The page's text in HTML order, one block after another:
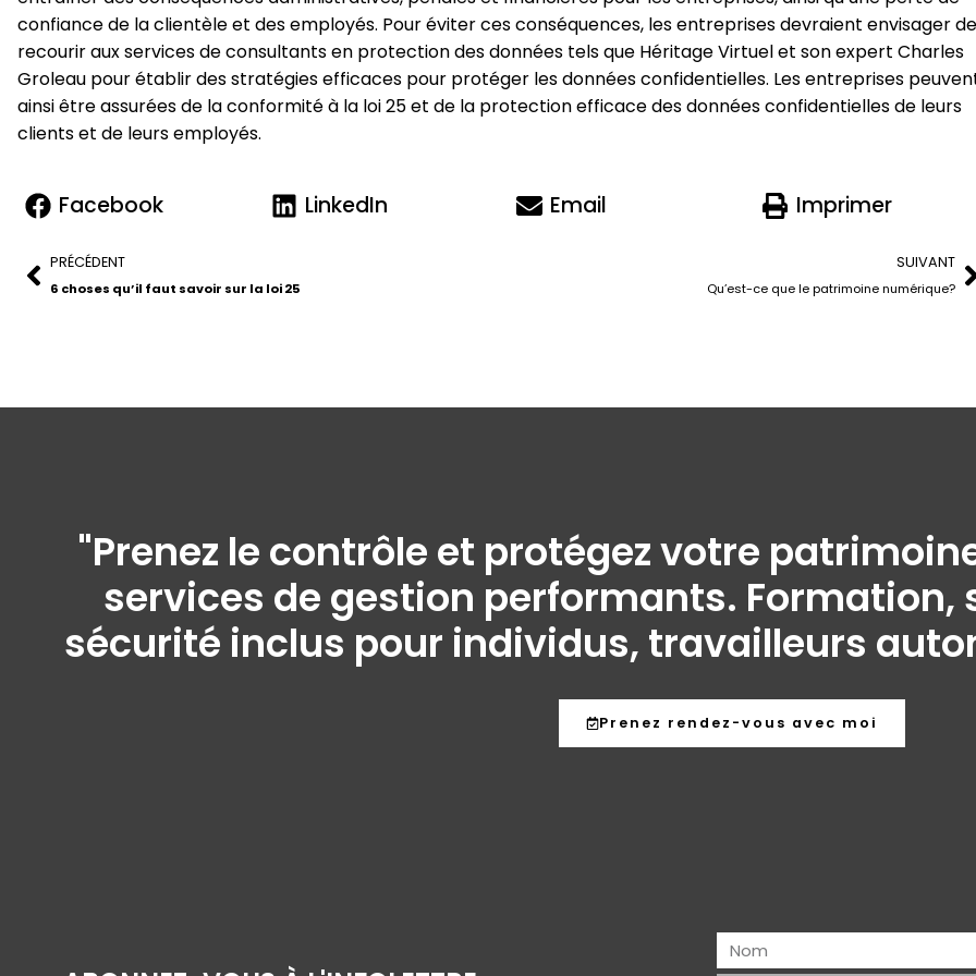
confiance de la clientèle et des employés. Pour éviter ces conséquences, les entreprises devraient envisager de
recourir aux services de consultants en protection des données tels que Héritage Virtuel et son expert Charles
Groleau pour établir des stratégies efficaces pour protéger les données confidentielles. Les entreprises
ainsi être assurées de la conformité à la loi 25 et de la protection efficace des données confidentielles de leurs
clients et de leurs employés.
Facebook LinkedIn Email Imprimer
PRÉCÉDENT
6 choses qu’il faut savoir sur la loi 25
SUIVANT
Qu’est-ce que le patrimoine numérique?
"Prenez le contrôle et protégez votre
services de gestion performants. Formation,
sécurité inclus pour individus, travailleurs
Prenez rendez-vous avec moi